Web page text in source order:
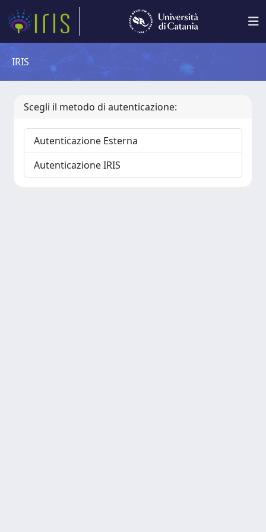
IRIS
Scegli il metodo di autenticazione:
Autenticazione Esterna
Autenticazione IRIS